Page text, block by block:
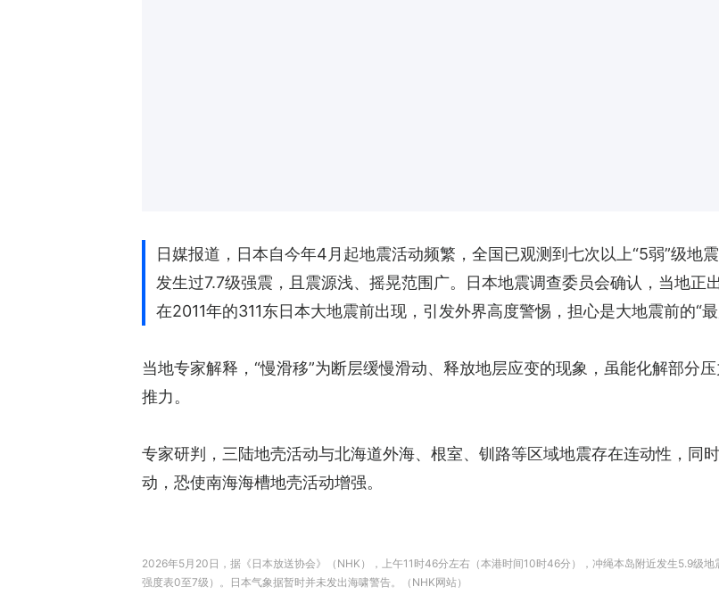
日媒报道，日本自今年4月起地震活动频繁，全国已观测到七次以上“5弱”级地
发生过7.7级强震，且震源浅、摇晃范围广。日本地震调查委员会确认，当地正
在2011年的311东日本大地震前出现，引发外界高度警惕，担心是大地震前的“最
当地专家解释，“慢滑移”为断层缓慢滑动、释放地层应变的现象，虽能化解部分
推力。
专家研判，三陆地壳活动与北海道外海、根室、钏路等区域地震存在连动性，同
动，恐使南海海槽地壳活动增强。
2026年5月20日，据《日本放送协会》（NHK），上午11时46分左右（本港时间10时46分），冲绳本岛附近发生5.9级
强度表0至7级）。日本气象据暂时并未发出海啸警告。（NHK网站）